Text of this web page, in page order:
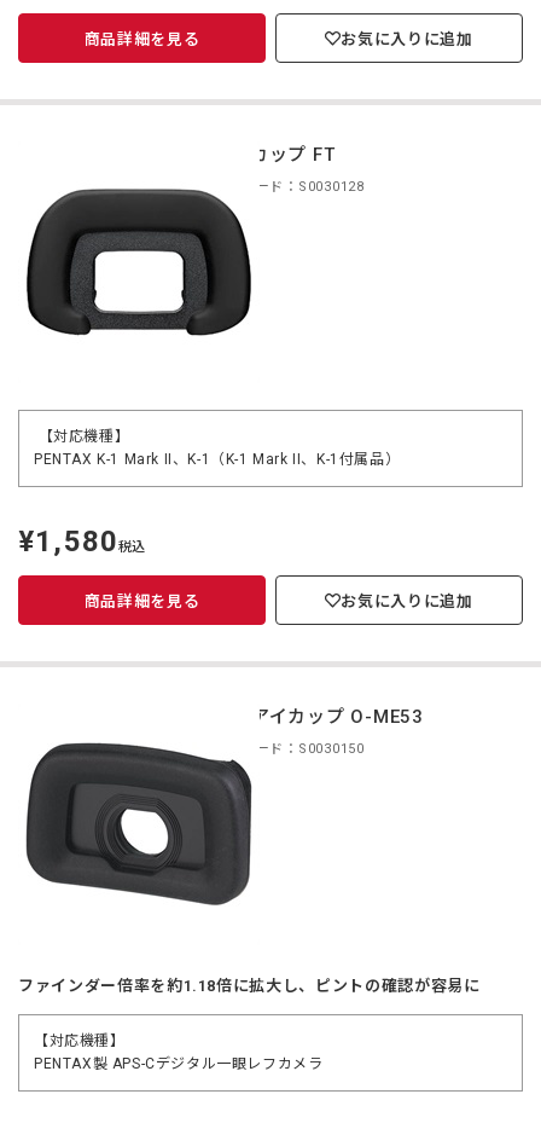
商品詳細を見る お気に入りに追加
アイカップ FT
商品コード：S0030128
【対応機種】
PENTAX K-1 Mark II、K-1（K-1 Mark II、K-1付属品）
定
価
¥1,580税込
商品詳細を見る お気に入りに追加
拡大アイカップ O-ME53
商品コード：S0030150
ファインダー倍率を約1.18倍に拡大し、ピントの確認が容易に
【対応機種】
PENTAX製 APS-Cデジタル一眼レフカメラ